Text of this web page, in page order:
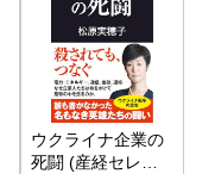
ウクライナ企業の
死闘 (産経セレク